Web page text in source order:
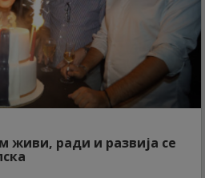
живи, ради и развија се